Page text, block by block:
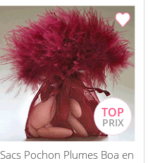
Sacs Pochon Plumes Boa en